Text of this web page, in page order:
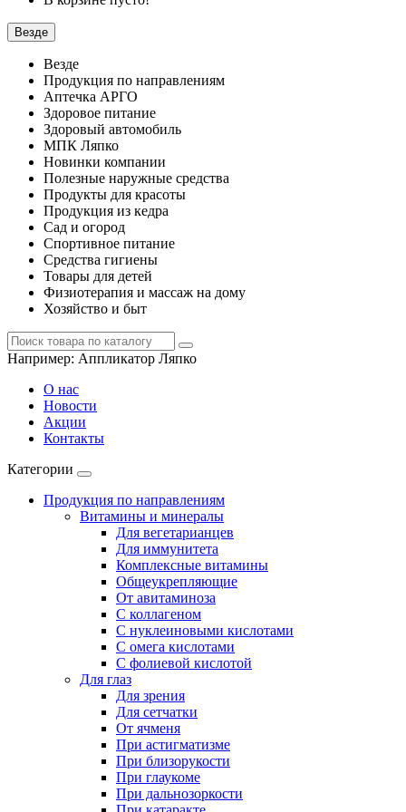
Везде
Везде
Продукция по направлениям
Аптечка АРГО
Здоровое питание
Здоровый автомобиль
МПК Ляпко
Новинки компании
Полезные наружные средства
Продукты для красоты
Продукция из кедра
Сад и огород
Спортивное питание
Средства гигиены
Товары для детей
Физиотерапия и массаж на дому
Хозяйство и быт
Например: Аппликатор Ляпко
О нас
Новости
Акции
Контакты
Категории
Продукция по направлениям
Витамины и минералы
Для вегетарианцев
Для иммунитета
Комплексные витамины
Общеукрепляющие
От авитаминоза
С коллагеном
С нуклеиновыми кислотами
С омега кислотами
С фолиевой кислотой
Для глаз
Для зрения
Для сетчатки
От ячменя
При астигматизме
При близорукости
При глаукоме
При дальнозоркости